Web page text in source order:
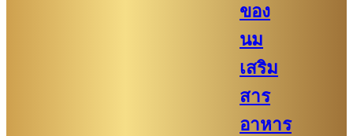
ของ
นม
เสริม
สาร
อาหาร